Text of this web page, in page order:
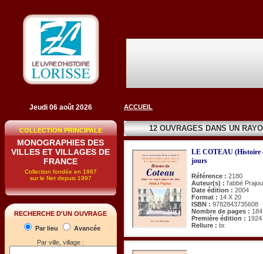
Jeudi 06 août 2026
COLLECTION PRINCIPALE
MONOGRAPHIES DES
VILLES ET VILLAGES DE
FRANCE
Collection fondée en 1987
sur le Net depuis 1997
RECHERCHE D'UN OUVRAGE
Par lieu
Avancée
Par ville, village :
ACCUEIL
12 OUVRAGES DANS UN
LE COTEAU (Histoire
jours
Référence : 2180
Auteur(s) : l'abbé
Date édition : 2004
Format : 14 X 20
ISBN : 9782843735608
Nombre de pages : 184
Première édition : 1924
Reliure : br.